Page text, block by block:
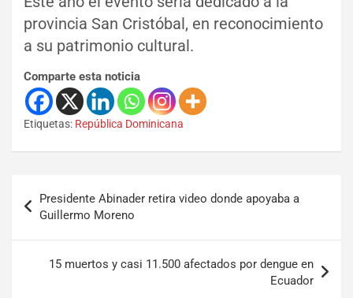
provincia San Cristóbal, en reconocimiento
a su patrimonio cultural.
Comparte esta noticia
Etiquetas: República Dominicana
Presidente Abinader retira video donde apoyaba a
Guillermo Moreno
15 muertos y casi 11.500 afectados por dengue en
Ecuador